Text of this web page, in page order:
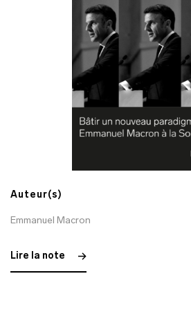
Auteur(s)
Emmanuel Macron
Lire la note